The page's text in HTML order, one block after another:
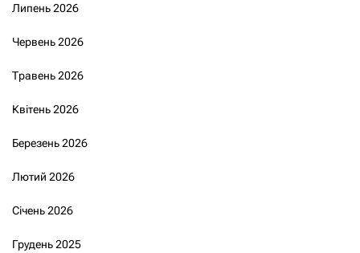
Липень 2026
Червень 2026
Травень 2026
Квітень 2026
Березень 2026
Лютий 2026
Січень 2026
Грудень 2025